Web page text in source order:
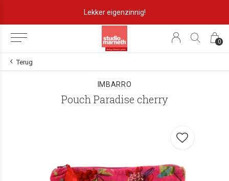
0
Lekker eigenzinnig!
Terug
IMBARRO
Pouch Paradise cherry